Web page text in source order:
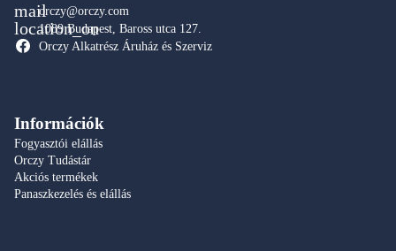
orczy@orczy.com
1089 Budapest, Baross utca 127.
Orczy Alkatrész Áruház és Szerviz
Információk
Fogyasztói elállás
Orczy Tudástár
Akciós termékek
Panaszkezelés és elállás